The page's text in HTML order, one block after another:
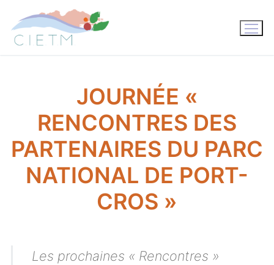
contenu
JOURNÉE «
RENCONTRES DES
PARTENAIRES DU PARC
NATIONAL DE PORT-
CROS »
Les prochaines « Rencontres »